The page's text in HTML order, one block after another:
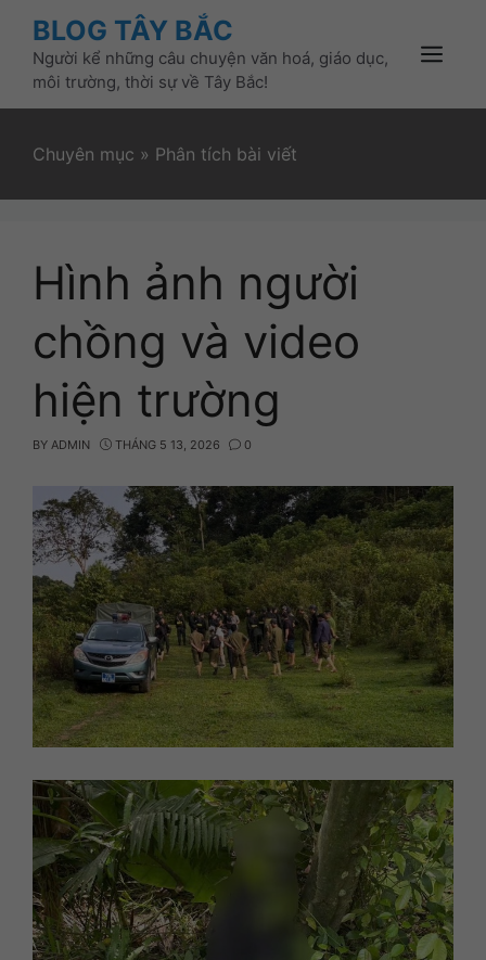
content
BLOG TÂY BẮC
Người kể những câu chuyện văn hoá, giáo dục,
môi trường, thời sự về Tây Bắc!
Menu
Chuyên mục » Phân tích bài viết
Hình ảnh người
chồng và video
hiện trường
BY ADMIN THÁNG 5 13, 2026 0